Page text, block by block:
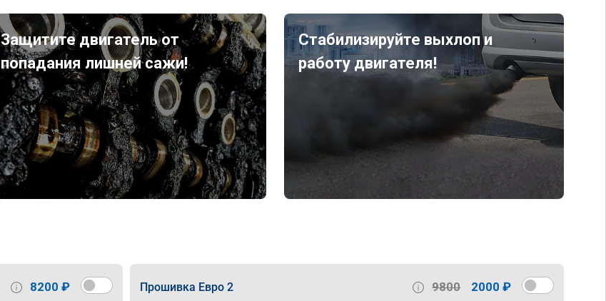
Защитите двигатель от
попадания лишней сажи!
Стабилизируйте выхлоп и
работу двигателя!
8200 ₽ Прошивка Евро 2 9800 2000 ₽